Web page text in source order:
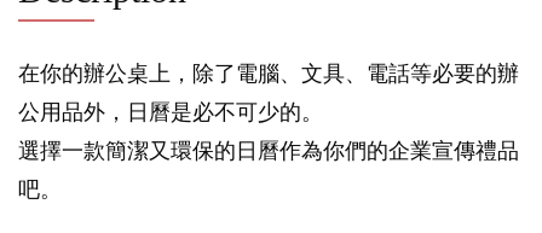
在你的辦公桌上，除了電腦、文具、電話等必要的辦
公用品外，日曆是必不可少的。
選擇一款簡潔又環保的日曆作為你們的企業宣傳禮品
吧。